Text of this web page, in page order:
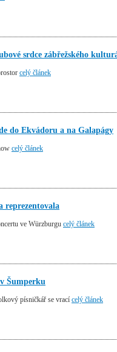
srdce zábřežského
celý článek
do Ekvádoru a na Galapágy
celý článek
reprezentovala
ve Würzburgu celý článek
Šumperku
písničkář se vrací celý článek